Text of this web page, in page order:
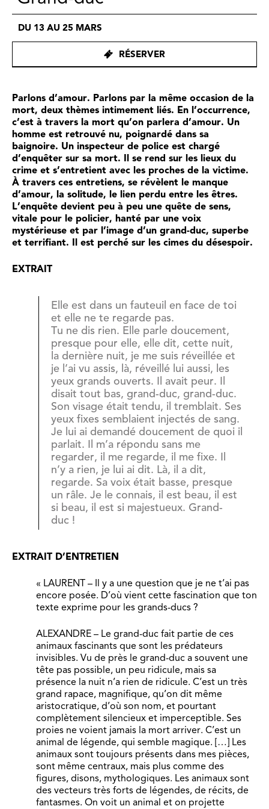
DU 13 AU 25 MARS
RÉSERVER
Parlons d’amour. Parlons par la même occasion de la
mort, deux thèmes intimement liés. En l’occurrence,
c’est à travers la mort qu’on parlera d’amour. Un
homme est retrouvé nu, poignardé dans sa
baignoire. Un inspecteur de police est chargé
d’enquêter sur sa mort. Il se rend sur les lieux du
crime et s’entretient avec les proches de la victime.
À travers ces entretiens, se révèlent le manque
d’amour, la solitude, le lien perdu entre les êtres.
L’enquête devient peu à peu une quête de sens,
vitale pour le policier, hanté par une voix
mystérieuse et par l’image d’un grand-duc, superbe
et terrifiant. Il est perché sur les cimes du désespoir.
EXTRAIT
Elle est dans un fauteuil en face de toi
et elle ne te regarde pas.
Tu ne dis rien. Elle parle doucement,
presque pour elle, elle dit, cette nuit,
la dernière nuit, je me suis réveillée et
je l’ai vu assis, là, réveillé lui aussi, les
yeux grands ouverts. Il avait peur. Il
disait tout bas, grand-duc, grand-duc.
Son visage était tendu, il tremblait. Ses
yeux fixes semblaient injectés de sang.
Je lui ai demandé doucement de quoi il
parlait. Il m’a répondu sans me
regarder, il me regarde, il me fixe. Il
n’y a rien, je lui ai dit. Là, il a dit,
regarde. Sa voix était basse, presque
un râle. Je le connais, il est beau, il est
si beau, il est si majestueux. Grand-
duc !
EXTRAIT D’ENTRETIEN
« LAURENT – Il y a une question que je ne t’ai pas
encore posée. D’où vient cette fascination que ton
texte exprime pour les grands-ducs ?
ALEXANDRE – Le grand-duc fait partie de ces
animaux fascinants que sont les prédateurs
invisibles. Vu de près le grand-duc a souvent une
tête pas possible, un peu ridicule, mais sa
présence la nuit n’a rien de ridicule. C’est un très
grand rapace, magnifique, qu’on dit même
aristocratique, d’où son nom, et pourtant
complètement silencieux et imperceptible. Ses
proies ne voient jamais la mort arriver. C’est un
animal de légende, qui semble magique. […] Les
animaux sont toujours présents dans mes pièces,
sont même centraux, mais plus comme des
figures, disons, mythologiques. Les animaux sont
des vecteurs très forts de légendes, de récits, de
fantasmes. On voit un animal et on projette